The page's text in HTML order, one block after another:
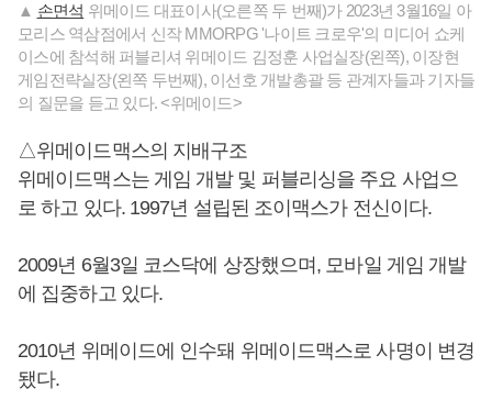
▲ 손면석 위메이드 대표이사(오른쪽 두 번째)가 2023년 3월16일 아
모리스 역삼점에서 신작 MMORPG '나이트 크로우'의 미디어 쇼케
이스에 참석해 퍼블리셔 위메이드 김정훈 사업실장(왼쪽), 이장현
게임전략실장(왼쪽 두번째), 이선호 개발총괄 등 관계자들과 기자들
의 질문을 듣고 있다. <위메이드>
△위메이드맥스의 지배구조
위메이드맥스는 게임 개발 및 퍼블리싱을 주요 사업으
로 하고 있다. 1997년 설립된 조이맥스가 전신이다.
2009년 6월3일 코스닥에 상장했으며, 모바일 게임 개발
에 집중하고 있다.
2010년 위메이드에 인수돼 위메이드맥스로 사명이 변경
됐다.